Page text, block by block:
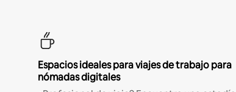
Espacios ideales para viajes de trabajo para
nómadas digitales